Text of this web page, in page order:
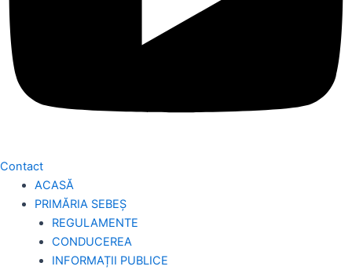
Contact
ACASĂ
PRIMĂRIA SEBEȘ
REGULAMENTE
CONDUCEREA
INFORMAȚII PUBLICE